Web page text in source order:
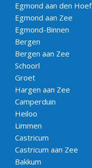
Egmond aan den Hoef
Egmond aan Zee
Egmond-Binnen
Bergen
Bergen aan Zee
Schoorl
Groet
Hargen aan Zee
Camperduin
Heiloo
Limmen
Castricum
Castricum aan Zee
Bakkum